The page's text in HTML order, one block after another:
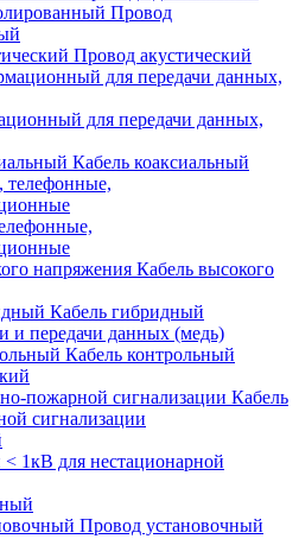
Провод
Провод акустический
для передачи данных,
Кабель коаксиальный
Кабель высокого
Кабель гибридный
и передачи данных (медь)
Кабель контрольный
Кабель
сигнализации
< 1кВ для нестационарной
Провод установочный